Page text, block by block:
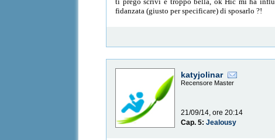
fidanzata (giusto per specificare) di sposarlo ?!
katyjolinar
Recensore Master
21/09/14, ore 20:14
Cap. 5:Jealousy